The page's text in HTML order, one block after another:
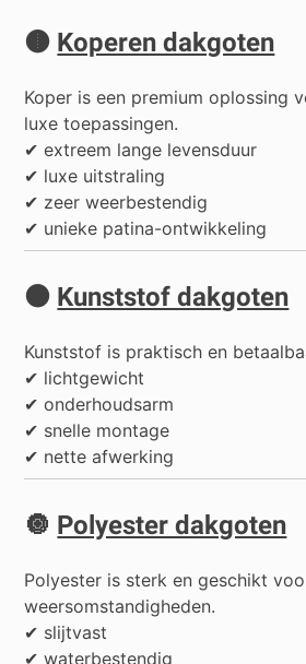
🟤 Koperen dakgoten
Koper is een premium oplossing
luxe toepassingen.
✔ extreem lange levensduur
✔ luxe uitstraling
✔ zeer weerbestendig
✔ unieke patina-ontwikkeling
⚫ Kunststof dakgoten
Kunststof is praktisch en
✔ lichtgewicht
✔ onderhoudsarm
✔ snelle montage
✔ nette afwerking
🔘 Polyester dakgoten
Polyester is sterk en geschikt
weersomstandigheden.
✔ slijtvast
✔ waterbestendig